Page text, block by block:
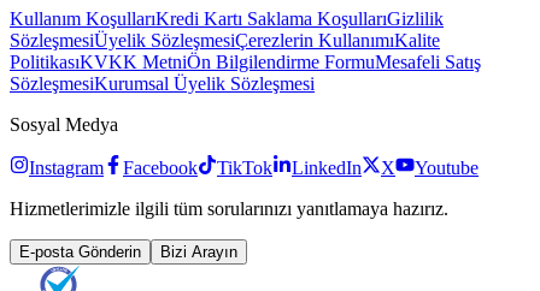
Kullanım KoşullarıKredi Kartı Saklama KoşullarıGizlilik
SözleşmesiÜyelik SözleşmesiÇerezlerin KullanımıKalite
PolitikasıKVKK MetniÖn Bilgilendirme FormuMesafeli Satış
SözleşmesiKurumsal Üyelik Sözleşmesi
Sosyal Medya
Instagram Facebook TikTok LinkedIn X
Youtube
Hizmetlerimizle ilgili tüm sorularınızı yanıtlamaya hazırız.
E-posta Gönderin Bizi Arayın